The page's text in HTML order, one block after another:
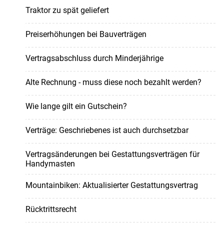
Traktor zu spät geliefert
Preiserhöhungen bei Bauverträgen
Vertragsabschluss durch Minderjährige
Alte Rechnung - muss diese noch bezahlt werden?
Wie lange gilt ein Gutschein?
Verträge: Geschriebenes ist auch durchsetzbar
Vertragsänderungen bei Gestattungsverträgen für
Handymasten
Mountainbiken: Aktualisierter Gestattungsvertrag
Rücktrittsrecht